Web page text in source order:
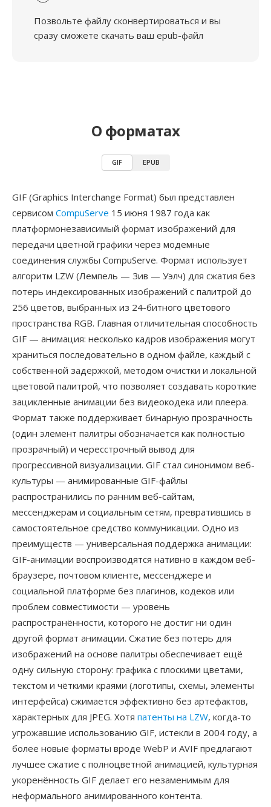
Позвольте файлу сконвертироваться и вы
сразу сможете скачать ваш epub-файл
О форматах
GIF EPUB
GIF (Graphics Interchange Format) был представлен
сервисом CompuServe 15 июня 1987 года как
платформонезависимый формат изображений для
передачи цветной графики через модемные
соединения службы CompuServe. Формат использует
алгоритм LZW (Лемпель — Зив — Уэлч) для сжатия без
потерь индексированных изображений с палитрой до
256 цветов, выбранных из 24-битного цветового
пространства RGB. Главная отличительная способность
GIF — анимация: несколько кадров изображения могут
храниться последовательно в одном файле, каждый с
собственной задержкой, методом очистки и локальной
цветовой палитрой, что позволяет создавать короткие
зацикленные анимации без видеокодека или плеера.
Формат также поддерживает бинарную прозрачность
(один элемент палитры обозначается как полностью
прозрачный) и чересстрочный вывод для
прогрессивной визуализации. GIF стал синонимом веб-
культуры — анимированные GIF-файлы
распространились по ранним веб-сайтам,
мессенджерам и социальным сетям, превратившись в
самостоятельное средство коммуникации. Одно из
преимуществ — универсальная поддержка анимации:
GIF-анимации воспроизводятся нативно в каждом веб-
браузере, почтовом клиенте, мессенджере и
социальной платформе без плагинов, кодеков или
проблем совместимости — уровень
распространённости, которого не достиг ни один
другой формат анимации. Сжатие без потерь для
изображений на основе палитры обеспечивает ещё
одну сильную сторону: графика с плоскими цветами,
текстом и чёткими краями (логотипы, схемы, элементы
интерфейса) сжимается эффективно без артефактов,
характерных для JPEG. Хотя патенты на LZW, когда-то
угрожавшие использованию GIF, истекли в 2004 году, а
более новые форматы вроде WebP и AVIF предлагают
лучшее сжатие с полноцветной анимацией, культурная
укоренённость GIF делает его незаменимым для
неформального анимированного контента.